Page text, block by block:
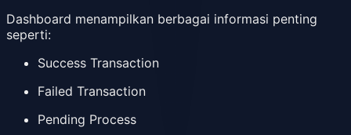
Dashboard menampilkan berbagai informasi penting
seperti:
Success Transaction
Failed Transaction
Pending Process